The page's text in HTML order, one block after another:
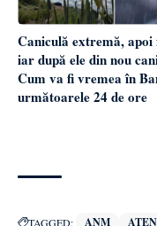
Caniculă extremă,
iar după ele din nou
Cum va fi vremea în
următoarele 24 de ore
TAGGED: ANM